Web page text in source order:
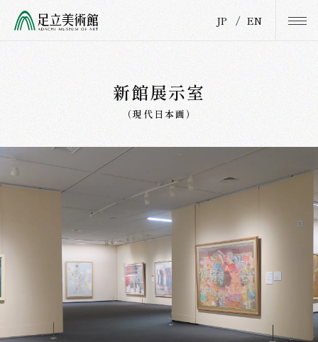
JP / EN
新館展示室
（現代日本画）